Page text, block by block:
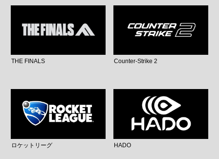
THE FINALS Counter-Strike 2
ロケットリーグ HADO